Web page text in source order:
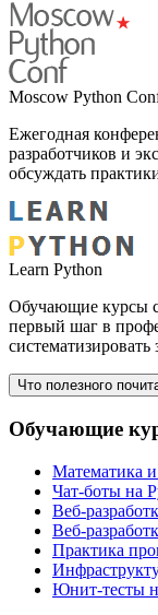
Moscow Python
Ежегодная
разработчиков и
обсуждать
Learn Python
Обучающие курсы
первый шаг в
систематизировать
Что полезного
Обучающие
Математика
Чат-боты на
Веб-
Веб-
Практика
Юнит-тесты